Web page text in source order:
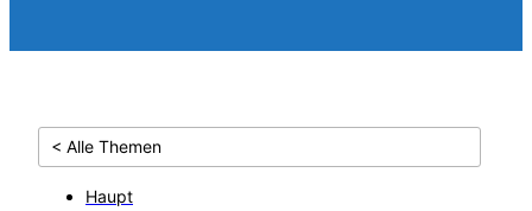
< Alle Themen
Haupt